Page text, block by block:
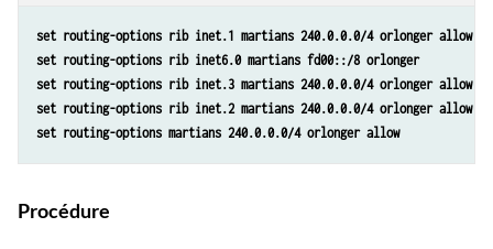
set routing-options rib inet.1 martians 240.0.0.0/4 orlonger allow
set routing-options rib inet6.0 martians fd00::/8 orlonger
set routing-options rib inet.3 martians 240.0.0.0/4 orlonger allow
set routing-options rib inet.2 martians 240.0.0.0/4 orlonger allow
set routing-options martians 240.0.0.0/4 orlonger allow
Procédure